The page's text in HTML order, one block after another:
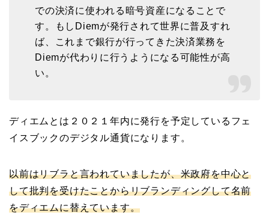
での決済に使われる暗号資産になることで
す。もしDiemが発行されて世界に普及すれ
ば、これまで銀行が行ってきた決済業務を
Diemが代わりに行うようになる可能性が高
い。
ディエムとは２０２１年内に発行を予定しているフェ
イスブックのデジタル通貨になります。
以前はリブラと言われていましたが、米政府を中心と
して批判を受けたことからリブランディングして名前
をディエムに替えています。